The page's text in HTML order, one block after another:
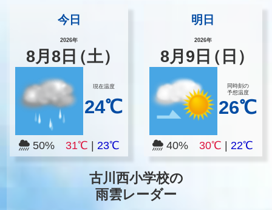
今日
2026年
8月8 日（土）
現在温度
24℃
50% 31℃ 23℃
明日
2026年
8月 9 日（日）
同時刻の
予想温度
26℃
40%30℃ |22℃
古川西小学校の
雨雲レーダー